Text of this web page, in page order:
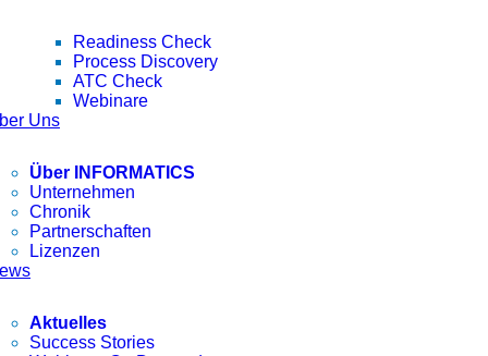
Readiness Check
Process Discovery
ATC Check
Webinare
Uns
Über INFORMATICS
Unternehmen
Chronik
Partnerschaften
Lizenzen
Aktuelles
Success Stories